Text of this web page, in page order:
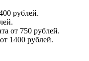
рублей.
от 750 рублей.
1400 рублей.